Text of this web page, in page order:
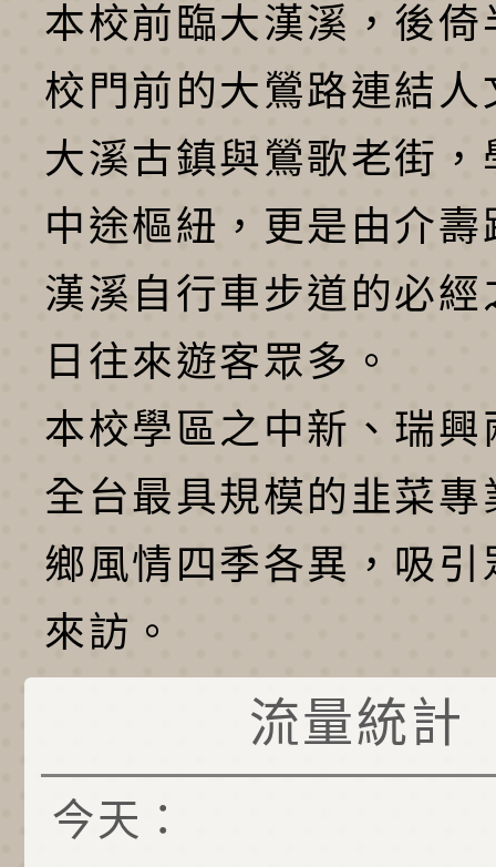
本校前臨大漢溪，後倚
校門前的大鶯路連結人
大溪古鎮與鶯歌老街，
中途樞紐，更是由介壽
漢溪自行車步道的必經
日往來遊客眾多。
本校學區之中新、瑞興
全台最具規模的韭菜專
鄉風情四季各異，吸引
來訪。
流量統計
今天：